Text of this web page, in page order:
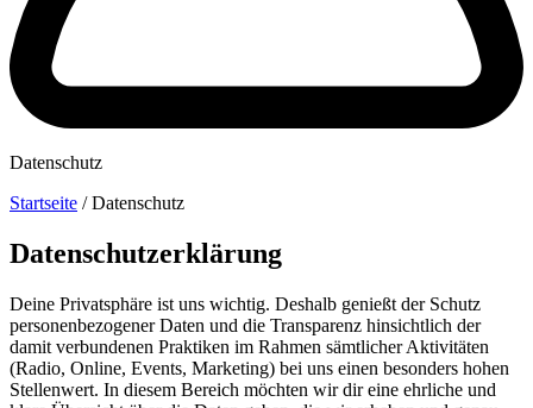
Datenschutz
Startseite /Datenschutz
Datenschutz­erklärung
Deine Privatsphäre ist uns wichtig. Deshalb genießt der Schutz
personenbezogener Daten und die Transparenz hinsichtlich der
damit verbundenen Praktiken im Rahmen sämtlicher Aktivitäten
(Radio, Online, Events, Marketing) bei uns einen besonders hohen
Stellenwert. In diesem Bereich möchten wir dir eine ehrliche und